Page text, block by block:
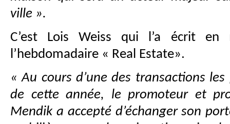
ville ».
C’est Lois Weiss qui l’a écrit en
l’hebdomadaire « Real Estate».
« Au cours d’une des transactions
de cette année, le promoteur et
Mendik a accepté d’échanger son